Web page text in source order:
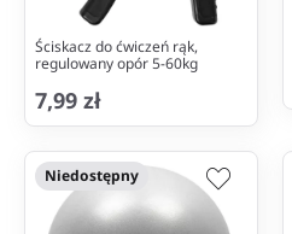
Ściskacz do ćwiczeń rąk,
regulowany opór 5-60kg
7,99 zł
Niedostępny